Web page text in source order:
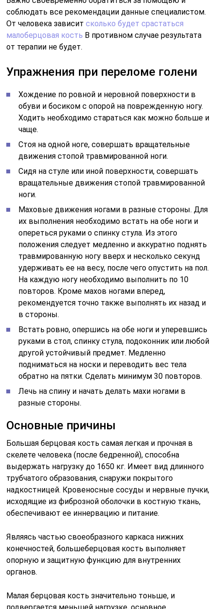
соблюдать все рекомендации данные специалистом.
От человека зависитсколько будет срастаться
малоберцовая кость В противном случае результата
от терапии не будет.
Упражнения при переломе голени
Хождение по ровной и неровной поверхности в
обуви и босиком с опорой на поврежденную ногу.
Ходить необходимо стараться как можно больше и
чаще.
Стоя на одной ноге, совершать вращательные
движения стопой травмированной ноги.
Сидя на стуле или иной поверхности, совершать
вращательные движения стопой травмированной
ноги.
Маховые движения ногами в разные стороны. Для
их выполнения необходимо встать на обе ноги и
опереться руками о спинку стула. Из этого
положения следует медленно и аккуратно поднять
травмированную ногу вверх и несколько секунд
удерживать ее на весу, после чего опустить на пол.
На каждую ногу необходимо выполнить по 10
повторов. Кроме махов ногами вперед,
рекомендуется точно также выполнять их назад и
в стороны.
Встать ровно, опершись на обе ноги и уперевшись
руками в стол, спинку стула, подоконник или любой
другой устойчивый предмет. Медленно
подниматься на носки и переводить вес тела
обратно на пятки. Сделать минимум 30 повторов.
Лечь на спину и начать делать махи ногами в
разные стороны.
Основные причины
Большая берцовая кость самая легкая и прочная в
скелете человека (после бедренной), способна
выдержать нагрузку до 1650 кг. Имеет вид длинного
трубчатого образования, снаружи покрытого
надкостницей. Кровеносные сосуды и нервные пучки,
исходящие из фиброзной оболочки в костную ткань,
обеспечивают ее иннервацию и питание.
Являясь частью своеобразного каркаса нижних
конечностей, большеберцовая кость выполняет
опорную и защитную функцию для внутренних
органов.
Малая берцовая кость значительно тоньше, и